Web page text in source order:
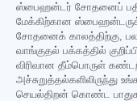
ஸ்பைஹன்டர் சோதனைப்
மேக்கிற்கான
சோதனைக் காலத்திற்கு,
வாங்குதல் பக்கத்தில்
விரிவான தீம்பொருள்
அச்சுறுத்தல்களிலிருந்து
செயல்திறன் கொண்ட